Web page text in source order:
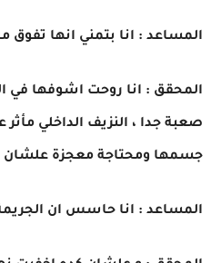
المساعد : انا بتمني انها تفوق
المحقق : انا روحت اشوفها في
صعبة جدا ، النزيف الداخلي مأثر
جسمها ومحتاجة معجزة علشان
المساعد : انا حاسس ان